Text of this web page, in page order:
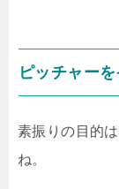
ピッチャー
素振りの目的
ね。